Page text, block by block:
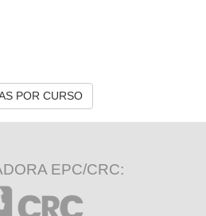
POR CURSO
EPC/CRC: